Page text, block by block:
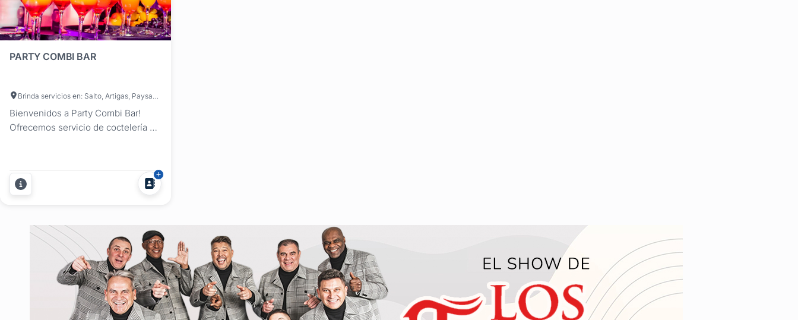
PARTY COMBI BAR
Brinda servicios en: Salto, Artigas, Paysandú, Río Negro, Tacuarembó
Bienvenidos a Party Combi Bar!
Ofrecemos servicio de coctelería y
Barra Led. Brindamos servicio en los
siguientes departamentos: Salto,
Artigas, Paysandú y Río Negro.
éxito para su próxima...